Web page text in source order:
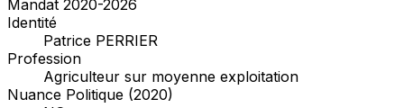
Mandat 2020-2026
Identité
Patrice PERRIER
Profession
Agriculteur sur moyenne exploitation
Nuance Politique (2020)